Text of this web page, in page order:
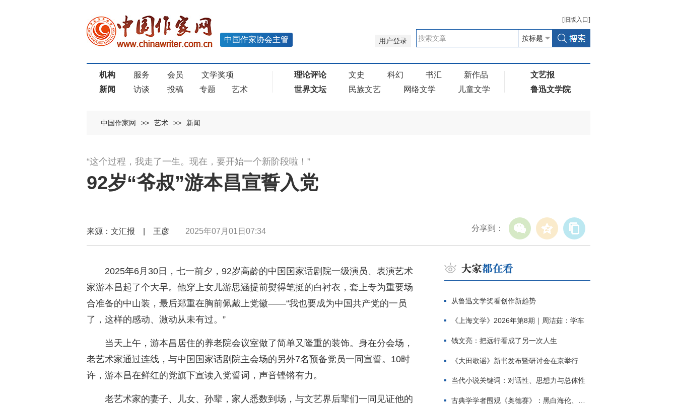
[ 旧版 入口]
用户登录
中国作家协会主管
机构 服务 会员
文学奖项
新闻
访谈 投稿 专题 艺术
理论评论 文史 科幻 书汇
新作品
世界文坛
民族文艺 网络文学 儿童文学
文艺报
鲁迅文学院
中国作家网 >> 艺术 >> 新闻
“这个过程，我走了一生。现在，要开始一个新阶段啦！”
92岁“爷叔”游本昌宣誓入党
分享到：
来源：文汇报 | 王彦 2025年07月01日07:34
2025年6月30日，七一前夕，92岁高龄的中国国家话剧院一级演员、表演艺术
家游本昌起了个大早。他穿上女儿游思涵提前熨得笔挺的白衬衣，套上专为重要场
合准备的中山装，最后郑重在胸前佩戴上党徽——“我也要成为中国共产党的一员
了，这样的感动、激动从未有过。”
当天上午，游本昌居住的养老院会议室做了简单又隆重的装饰。身在分会场，
老艺术家通过连线，与中国国家话剧院主会场的另外7名预备党员一同宣誓。10时
许，游本昌在鲜红的党旗下宣读入党誓词，声音铿锵有力。
老艺术家的妻子、儿女、孙辈，家人悉数到场，与文艺界后辈们一同见证他的
从鲁迅文学奖看创作新趋势
《上海文学》2026年第8期｜周洁茹：学车
钱文亮：把远行看成了另一次人生
《大田歌谣》新书发布暨研讨会在京举行
当代小说关键词：对话性、思想力与总体性
古典学学者围观《奥德赛》：黑白海伦、佩涅罗佩的别针与神秘入侵者